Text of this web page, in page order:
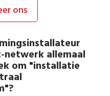
ons
netwerk allemaal
om "installatie